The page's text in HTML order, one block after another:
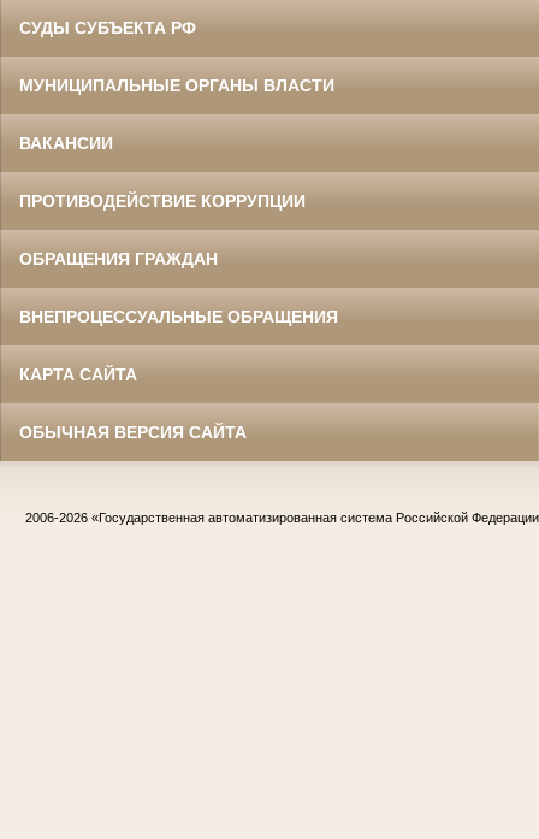
СУДЫ СУБЪЕКТА РФ
МУНИЦИПАЛЬНЫЕ ОРГАНЫ ВЛАСТИ
ВАКАНСИИ
ПРОТИВОДЕЙСТВИЕ КОРРУПЦИИ
ОБРАЩЕНИЯ ГРАЖДАН
ВНЕПРОЦЕССУАЛЬНЫЕ ОБРАЩЕНИЯ
КАРТА САЙТА
ОБЫЧНАЯ ВЕРСИЯ САЙТА
2006-2026 «Государственная автоматизированная система Российской